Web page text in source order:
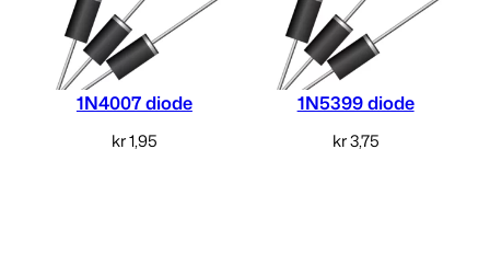
1N4007 diode
kr1,95
1N5399 diode
kr3,75